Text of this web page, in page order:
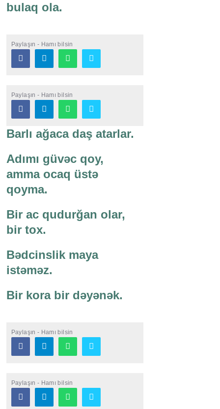
bulaq ola.
Paylaşın - Hamı bilsin
Paylaşın - Hamı bilsin
Barlı ağaca daş atarlar.
Adımı güvəc qoy,
amma ocaq üstə
qoyma.
Bir ac qudurğan olar,
bir tox.
Bədcinslik maya
istəməz.
Bir kora bir dəyənək.
Paylaşın - Hamı bilsin
Paylaşın - Hamı bilsin